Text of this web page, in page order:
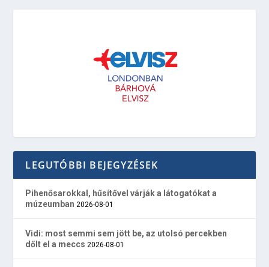
LEGUTÓBBI BEJEGYZÉSEK
Pihenősarokkal, hűsítővel várják a látogatókat a
múzeumban 2026-08-01
Vidi: most semmi sem jött be, az utolsó percekben
dőlt el a meccs 2026-08-01